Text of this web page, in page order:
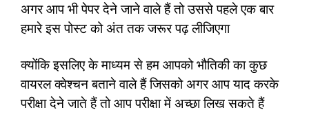
अगर आप भी पेपर देने जाने वाले हैं तो उससे पहले एक बार
हमारे इस पोस्ट को अंत तक जरूर पढ़ लीजिएगा
क्योंकि इसलिए के माध्यम से हम आपको भौतिकी का कुछ
वायरल क्वेश्चन बताने वाले हैं जिसको अगर आप याद करके
परीक्षा देने जाते हैं तो आप परीक्षा में अच्छा लिख सकते हैं